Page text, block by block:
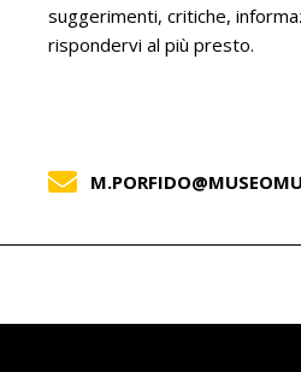
suggerimenti, critiche,
rispondervi al più presto.